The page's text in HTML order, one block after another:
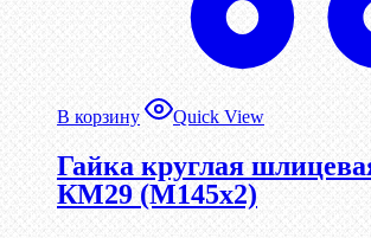
В корзину Quick View
Гайка круглая
КМ29 (М145х2)